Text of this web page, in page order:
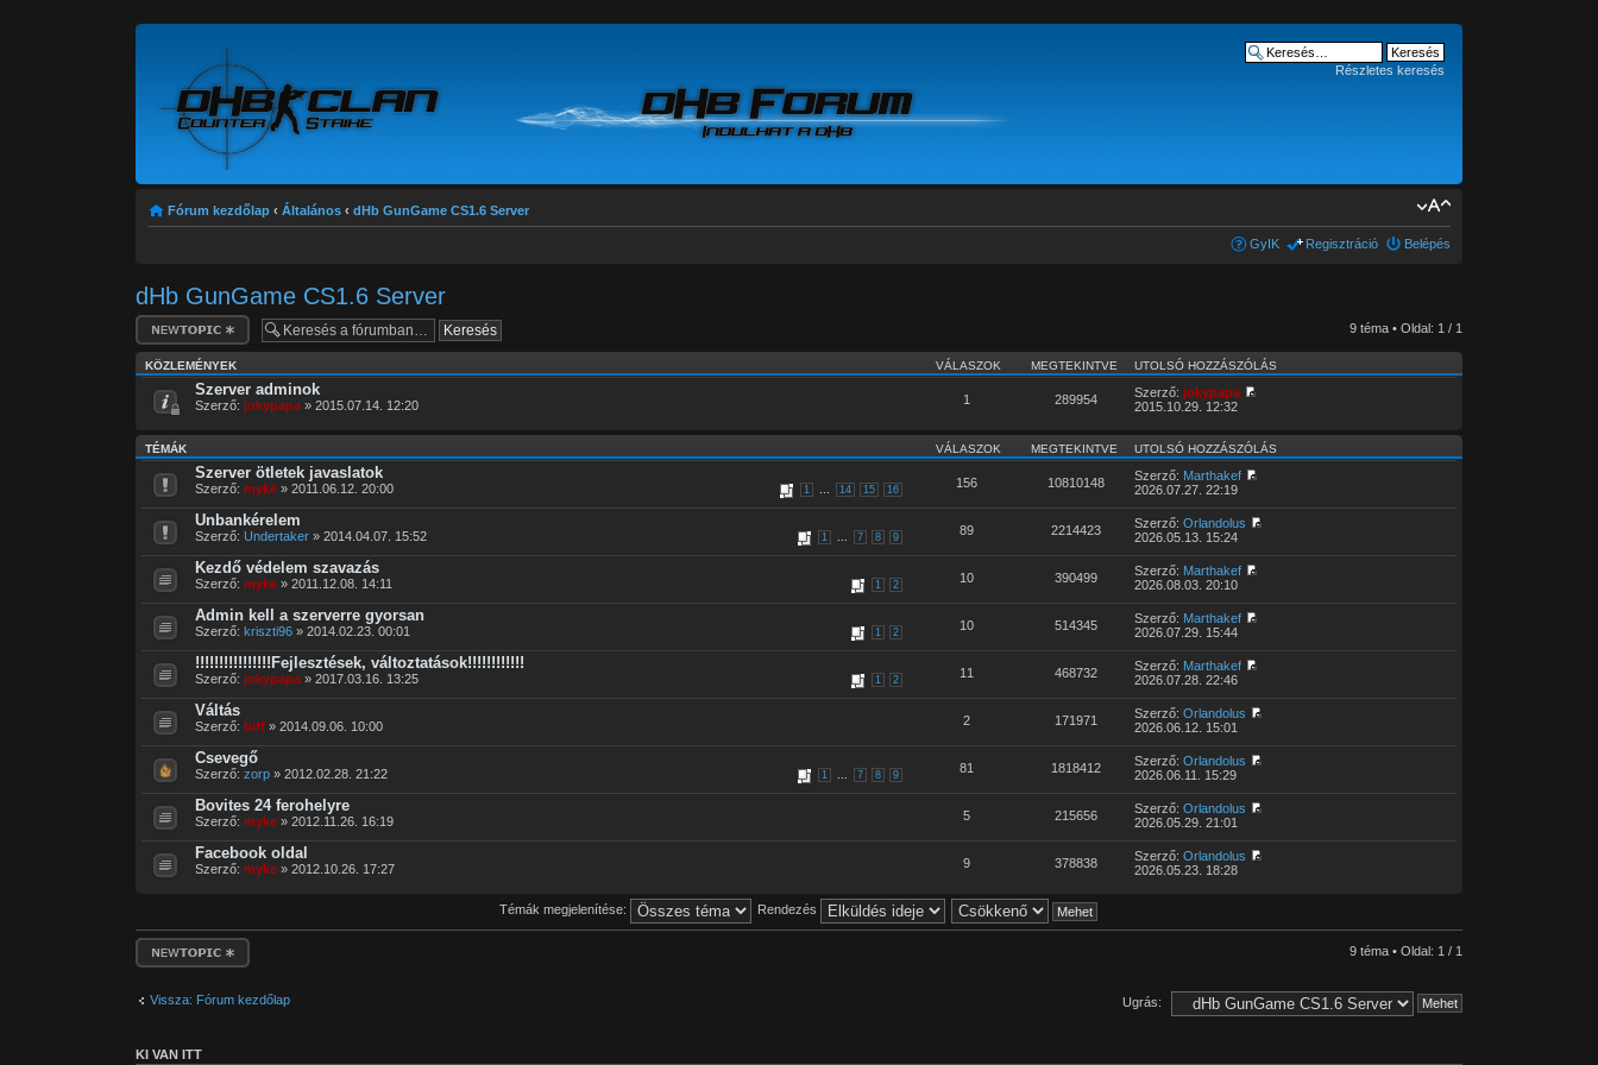
Részletes keresés
Fórum kezdőlap ‹ Általános ‹ dHb GunGame CS1.6 Server
GyIK Regisztráció Belépés
dHb GunGame CS1.6 Server
Új téma nyitása 9 téma • Oldal: 1 / 1
KÖZLEMÉNYEK VÁLASZOK MEGTEKINTVE UTOLSÓ HOZZÁSZÓLÁS
Szerver adminok
Szerző:jokypapa » 2015.07.14. 12:20 1 289954 Szerző:jokypapa
2015.10.29. 12:32
TÉMÁK VÁLASZOK MEGTEKINTVE UTOLSÓ HOZZÁSZÓLÁS
Szerver ötletek javaslatok
1 14 15 16
Szerző:myke » 2011.06.12. 20:00 156 10810148 Szerző: Marthakef
2026.07.27. 22:19
Unbankérelem
1 7 8 9
Szerző:Undertaker » 2014.04.07. 15:52 89 2214423 Szerző:Orlandolus
2026.05.13. 15:24
Kezdő védelem szavazás
1 2
Szerző:myke » 2011.12.08. 14:11 10 390499 Szerző: Marthakef
2026.08.03. 20:10
Admin kell a szerverre gyorsan
1 2
Szerző:kriszti96 » 2014.02.23. 00:01 10 514345 Szerző: Marthakef
2026.07.29. 15:44
!!!!!!!!!!!!!!!!Fejlesztések, változtatások!!!!!!!!!!!!
1 2
Szerző:jokypapa » 2017.03.16. 13:25 11 468732 Szerző: Marthakef
2026.07.28. 22:46
Váltás
Szerző:biff » 2014.09.06. 10:00 2 171971 Szerző:Orlandolus
2026.06.12. 15:01
Csevegő
1 7 8 9
Szerző:zorp » 2012.02.28. 21:22 81 1818412 Szerző:Orlandolus
2026.06.11. 15:29
Bovites 24 ferohelyre
Szerző:myke » 2012.11.26. 16:19 5 215656 Szerző:Orlandolus
2026.05.29. 21:01
Facebook oldal
Szerző:myke » 2012.10.26. 17:27 9 378838 Szerző:Orlandolus
2026.05.23. 18:28
Témák megjelenítése: Rendezés
Új téma nyitása 9 téma • Oldal: 1 / 1
Vissza: Fórum kezdőlap Ugrás:
KI VAN ITT